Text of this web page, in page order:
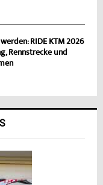
RIDE KTM 2026
Rennstrecke und